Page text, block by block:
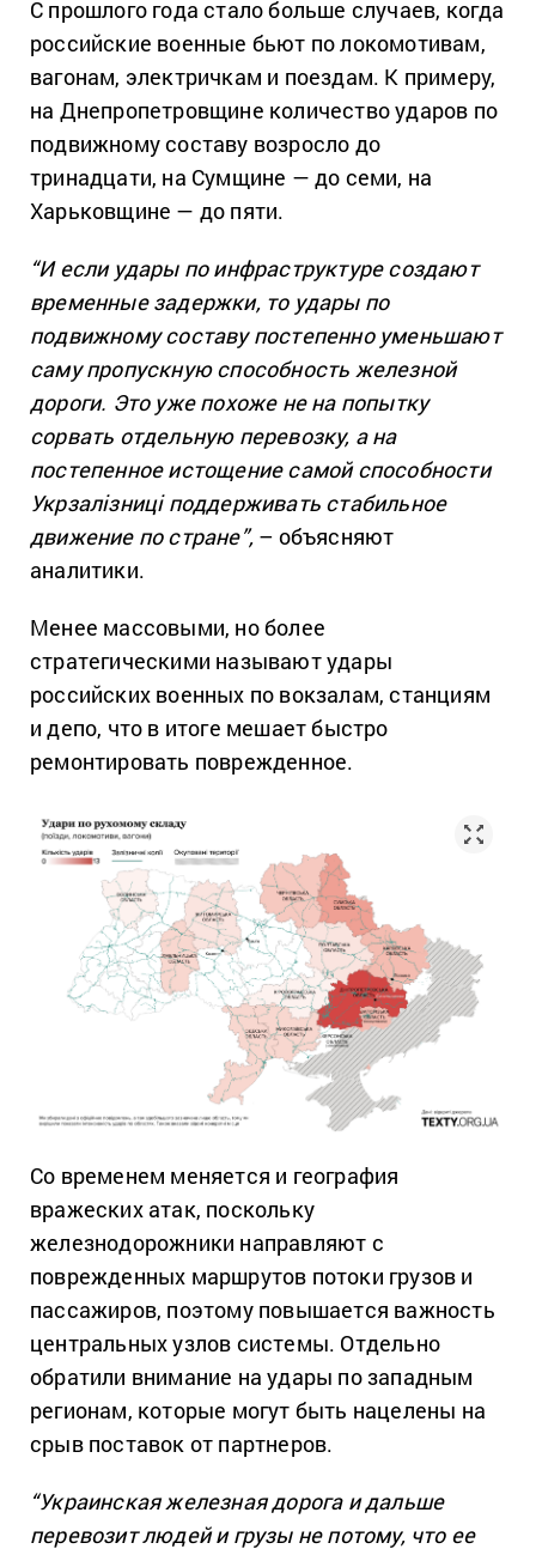
С прошлого года стало больше случаев, когда
российские военные бьют по локомотивам,
вагонам, электричкам и поездам. К примеру,
на Днепропетровщине количество ударов по
подвижному составу возросло до
тринадцати, на Сумщине — до семи, на
Харьковщине — до пяти.
“И если удары по инфраструктуре создают
временные задержки, то удары по
подвижному составу постепенно уменьшают
саму пропускную способность железной
дороги. Это уже похоже не на попытку
сорвать отдельную перевозку, а на
постепенное истощение самой способности
Укрзалізниці поддерживать стабильное
движение по стране”, – объясняют
аналитики.
Менее массовыми, но более
стратегическими называют удары
российских военных по вокзалам, станциям
и депо, что в итоге мешает быстро
ремонтировать поврежденное.
Со временем меняется и география
вражеских атак, поскольку
железнодорожники направляют с
поврежденных маршрутов потоки грузов и
пассажиров, поэтому повышается важность
центральных узлов системы. Отдельно
обратили внимание на удары по западным
регионам, которые могут быть нацелены на
срыв поставок от партнеров.
“Украинская железная дорога и дальше
перевозит людей и грузы не потому, что ее